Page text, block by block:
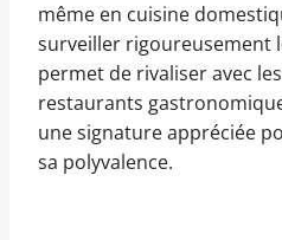
même en cuisine
surveiller rigoureusement
permet de rivaliser avec
restaurants
une signature appréciée
sa polyvalence.